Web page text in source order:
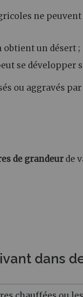
ne
obtient un désert ;
se
ou aggravés
de grandeur de
dans